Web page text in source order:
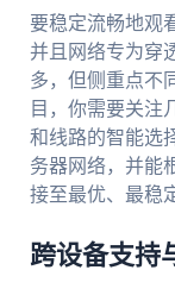
要稳定流畅地观
并且网络专为穿
多，但侧重点不
目，你需要关注
和线路的智能选
务器网络，并能
接至最优、最稳
跨设备支持